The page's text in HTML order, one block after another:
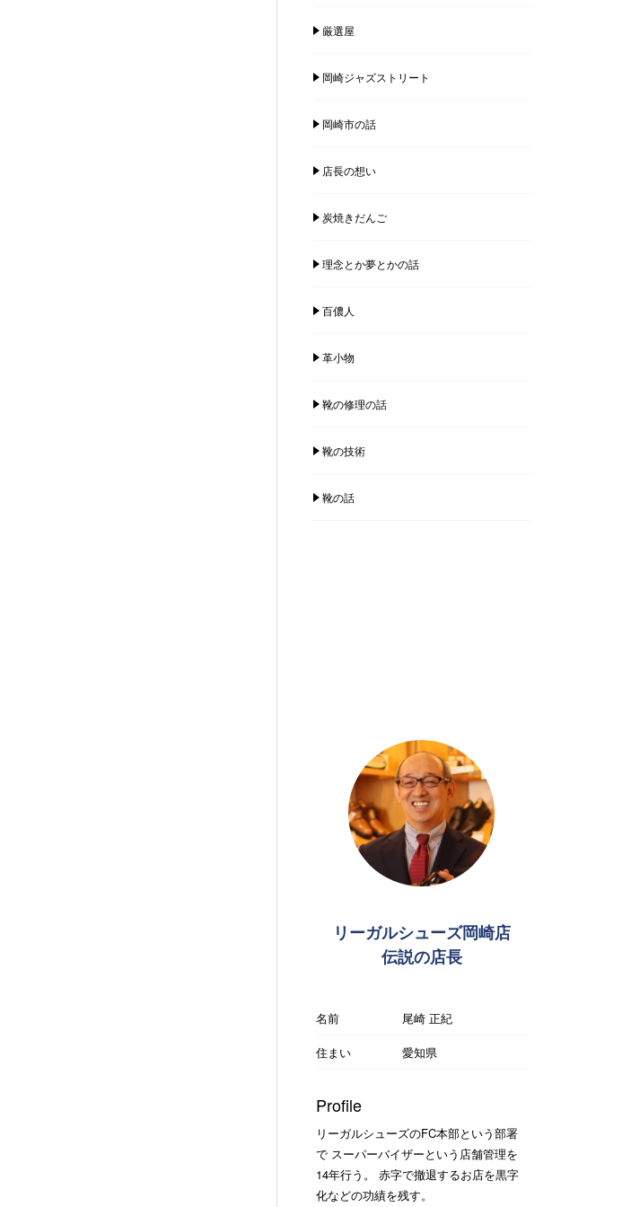
厳選屋
岡崎ジャズストリート
岡崎市の話
店長の想い
炭焼きだんご
理念とか夢とかの話
百儂人
革小物
靴の修理の話
靴の技術
靴の話
リーガルシューズ岡崎店
伝説の店長
名前
尾崎 正紀
住まい
愛知県
Profile
リーガルシューズのFC本部という部署
で スーパーバイザーという店舗管理を
14年行う。 赤字で撤退するお店を黒字
化などの功績を残す。